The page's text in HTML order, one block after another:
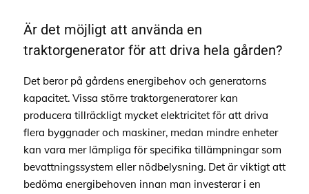
Är det möjligt att använda en
traktorgenerator för att driva hela gården?
Det beror på gårdens energibehov och generatorns
kapacitet. Vissa större traktorgeneratorer kan
producera tillräckligt mycket elektricitet för att driva
flera byggnader och maskiner, medan mindre enheter
kan vara mer lämpliga för specifika tillämpningar som
bevattningssystem eller nödbelysning. Det är viktigt att
bedöma energibehoven innan man investerar i en